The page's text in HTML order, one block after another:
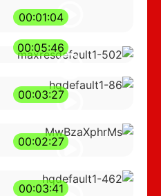
00:01:04
00:05:46
00:03:27
00:02:27
00:03:41